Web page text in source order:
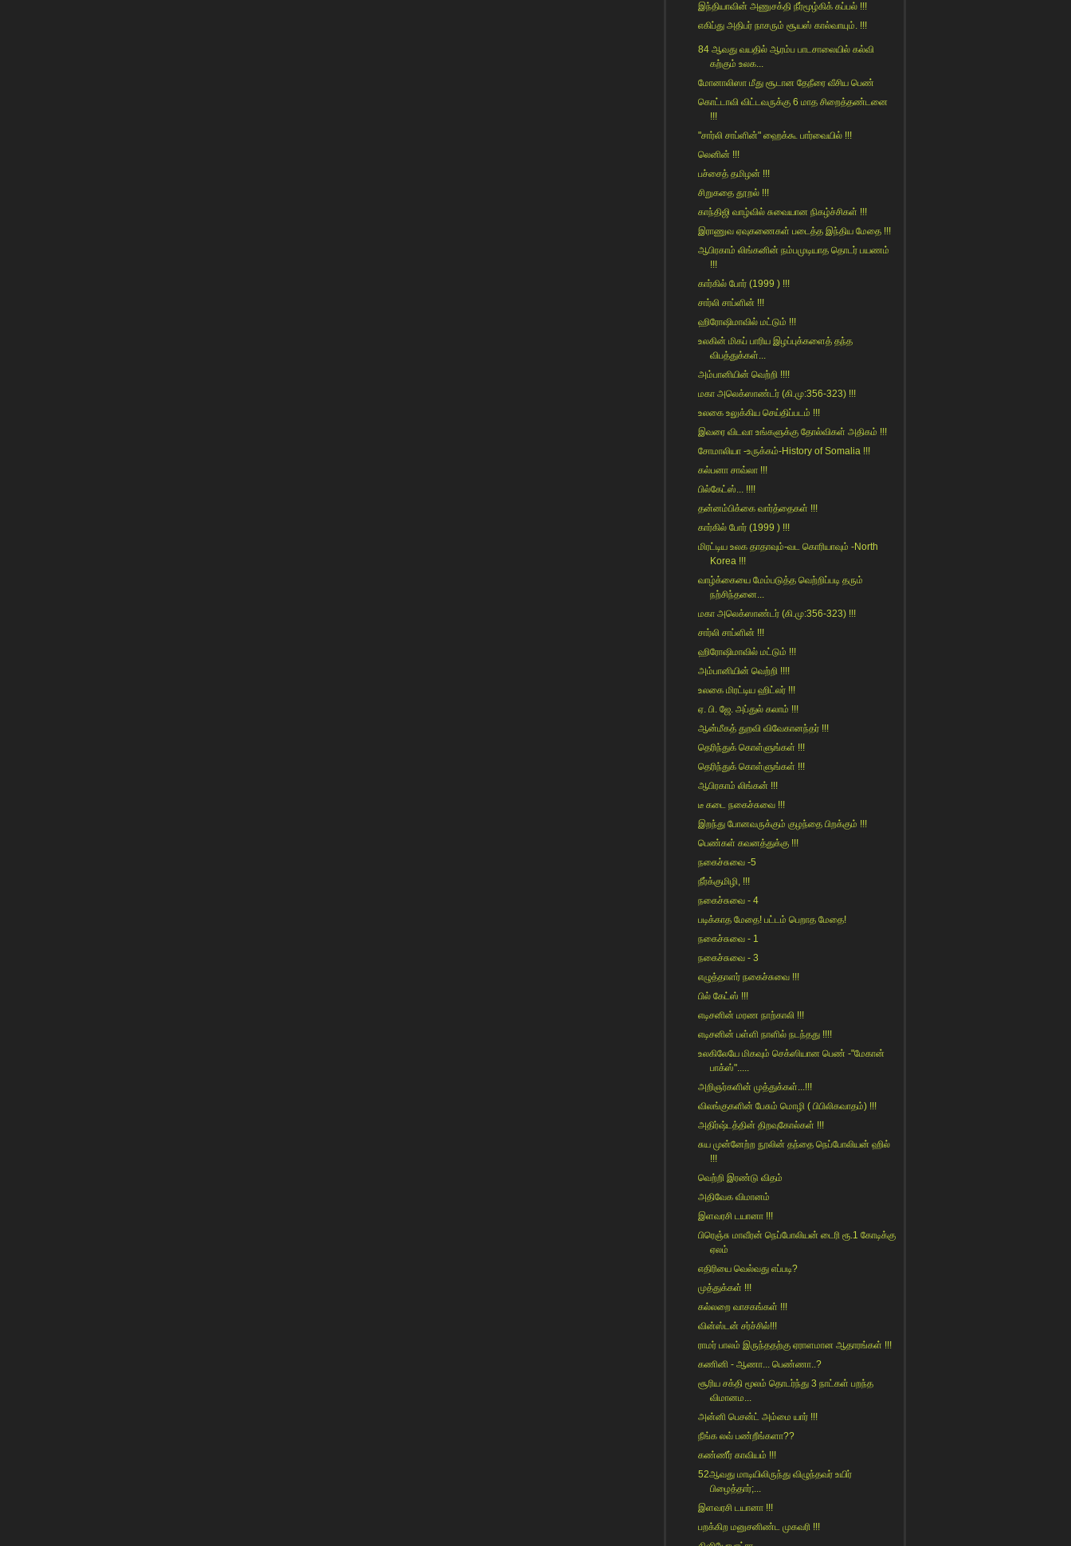
இந்தியாவின் அணுசக்தி நீர்மூழ்கிக் கப்பல் !!!
எகிப்து அதிபர் நாசரும் சூயஸ் கால்வாயும். !!!
84 ஆவது வயதில் ஆரம்ப பாடசாலையில் கல்வி
கற்கும் உலக...
மோனாலிஸா மீது சூடான தேநீரை வீசிய பெண்
கொட்டாவி விட்டவருக்கு 6 மாத சிறைத்தண்டனை
!!!
"சார்லி சாப்ளின்" ஹைக்கூ பார்வையில் !!!
லெனின் !!!
பச்சைத் தமிழன் !!!
சிறுகதை தூறல் !!!
காந்திஜி வாழ்வில் சுவையான நிகழ்ச்சிகள் !!!
இராணுவ ஏவுகணைகள் படைத்த இந்திய மேதை !!!
ஆபிரகாம் லிங்கனின் நம்பமுடியாத தொடர் பயணம்
!!!
கார்கில் போர் (1999 ) !!!
சார்லி சாப்ளின் !!!
ஹிரோஷிமாவில் மட்டும் !!!
உலகின் மிகப் பாரிய இழப்புக்களைத் தந்த
விபத்துக்கள்...
அம்பானியின் வெற்றி !!!!
மகா அலெக்ஸாண்டர் (கி.மு:356-323) !!!
உலகை உலுக்கிய செய்திப்படம் !!!
இவரை விடவா உங்களுக்கு தோல்விகள் அதிகம் !!!
சோமாலியா -உருக்கம்-History of Somalia !!!
கல்பனா சாவ்லா !!!
பில்கேட்ஸ்... !!!!
தன்னம்பிக்கை வார்த்தைகள் !!!
கார்கில் போர் (1999 ) !!!
மிரட்டிய உலக‌ தாதாவும்-வட கொரியாவும் -North
Korea !!!
வாழ்க்கையை மேம்படுத்த வெற்றிப்படி தரும்
நற்சிந்தனை...
மகா அலெக்ஸாண்டர் (கி.மு:356-323) !!!
சார்லி சாப்ளின் !!!
ஹிரோஷிமாவில் மட்டும் !!!
அம்பானியின் வெற்றி !!!!
உலகை மிரட்டிய ஹிட்லர் !!!
ஏ. பி. ஜே. அப்துல் கலாம் !!!
ஆன்மீகத் துறவி விவேகானந்தர் !!!
தெரிந்துக் கொள்ளுங்கள் !!!
தெரிந்துக் கொள்ளுங்கள் !!!
ஆபிரகாம் லிங்கன் !!!
டீ கடை நகைச்சுவை !!!
இறந்து போனவருக்கும் குழந்தை பிறக்கும் !!!
பெண்கள் கவனத்துக்கு !!!
நகைச்சுவை -5
நீர்க்குமிழி, !!!
நகைச்சுவை - 4
படிக்காத மேதை! பட்டம் பெறாத மேதை!
நகைச்சுவை - 1
நகைச்சுவை - 3
எழுத்தாளர் நகைச்சுவை !!!
பில் கேட்ஸ் !!!
எடிச‌னின் ம‌ர‌ண‌ நாற்காலி !!!
எடிசனின் பள்ளி நாளில் நடந்தது !!!!
உலகிலேயே மிகவும் செக்ஸியான பெண் -"மேகான்
பாக்ஸ்".....
அறிஞர்களின் முத்துக்கள்...!!!
விலங்குகளின் பேசும் மொழி ( பிபிலிகவாதம்) !!!
அதிர்ஷ்டத்தின் திறவுகோல்கள் !!!
சுய முன்னேற்ற நூலின் தந்தை நெப்போலியன் ஹில்
!!!
வெற்றி இரண்டு விதம்
அதிவேக விமானம்
இளவரசி டயானா !!!
பிரெஞ்சு மாவீரன் நெப்போலியன் டைரி ரூ.1 கோடிக்கு
ஏலம்
எதிரியை வெல்வது எப்படி?
முத்துக்கள் !!!
கல்லறை வாசகங்கள் !!!
வின்ஸ்டன் சர்ச்சில்!!!
ராமர் பாலம் இருந்ததற்கு ஏராளமான ஆதாரங்கள் !!!
கணினி - ஆணா... பெண்ணா..?
சூரிய சக்தி மூலம் தொடர்ந்து 3 நாட்கள் பறந்த
விமானம...
அன்னி பெசன்ட் அம்மை யார் !!!
நீங்க லவ் பண்றீங்களா??
கண்ணீர் காவியம் !!!
52ஆவது மாடியிலிருந்து விழுந்தவர் உயிர்
பிழைத்தார்;...
இளவரசி டயானா !!!
பறக்கிற மனுசனிண்ட முகவரி !!!